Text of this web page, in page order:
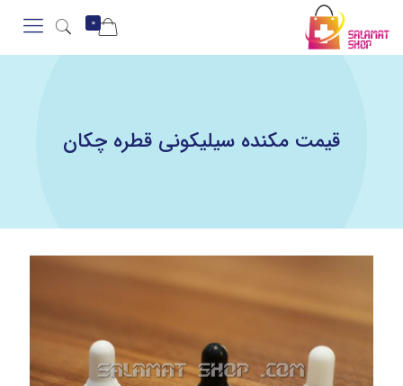
0
قیمت مکنده سیلیکونی قطره چکان